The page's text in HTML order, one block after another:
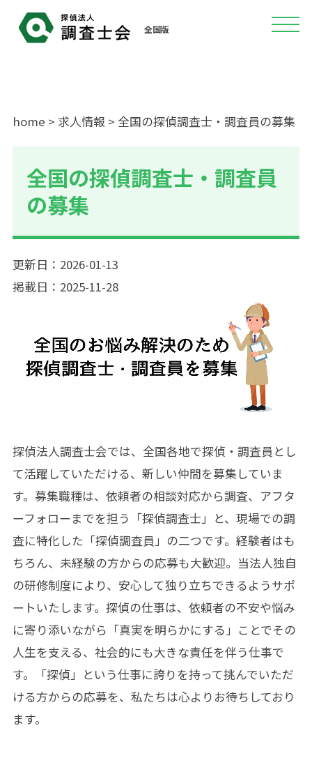
全国版
home > 求人情報 > 全国の探偵調査士・調査員の募集
全国の探偵調査士・調査員
の募集
更新日：2026-01-13
掲載日：2025-11-28
探偵法人調査士会では、全国各地で探偵・調査員とし
て活躍していただける、新しい仲間を募集していま
す。募集職種は、依頼者の相談対応から調査、アフタ
ーフォローまでを担う「探偵調査士」と、現場での調
査に特化した「探偵調査員」の二つです。経験者はも
ちろん、未経験の方からの応募も大歓迎。当法人独自
の研修制度により、安心して独り立ちできるようサポ
ートいたします。探偵の仕事は、依頼者の不安や悩み
に寄り添いながら「真実を明らかにする」ことでその
人生を支える、社会的にも大きな責任を伴う仕事で
す。「探偵」という仕事に誇りを持って挑んでいただ
ける方からの応募を、私たちは心よりお待ちしており
ます。